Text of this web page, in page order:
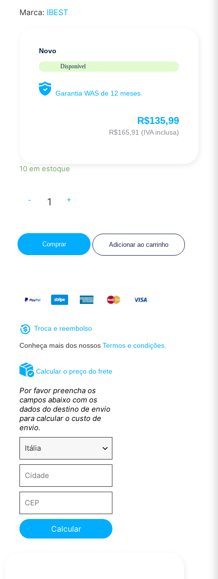
Marca: IBEST
Novo
Disponível
Garantia WAS de 12 meses.
R$135,99
R$165,91 (IVA inclusa)
10 em estoque
- +
Adicionar ao carrinho
Comprar
Calcular o preço do frete
Por favor preencha os
campos abaixo com os
dados do destino de envio
para calcular o custo de
envio.
Calcular
Troca e reembolso
Conheça mais dos nossos Termos e condições.